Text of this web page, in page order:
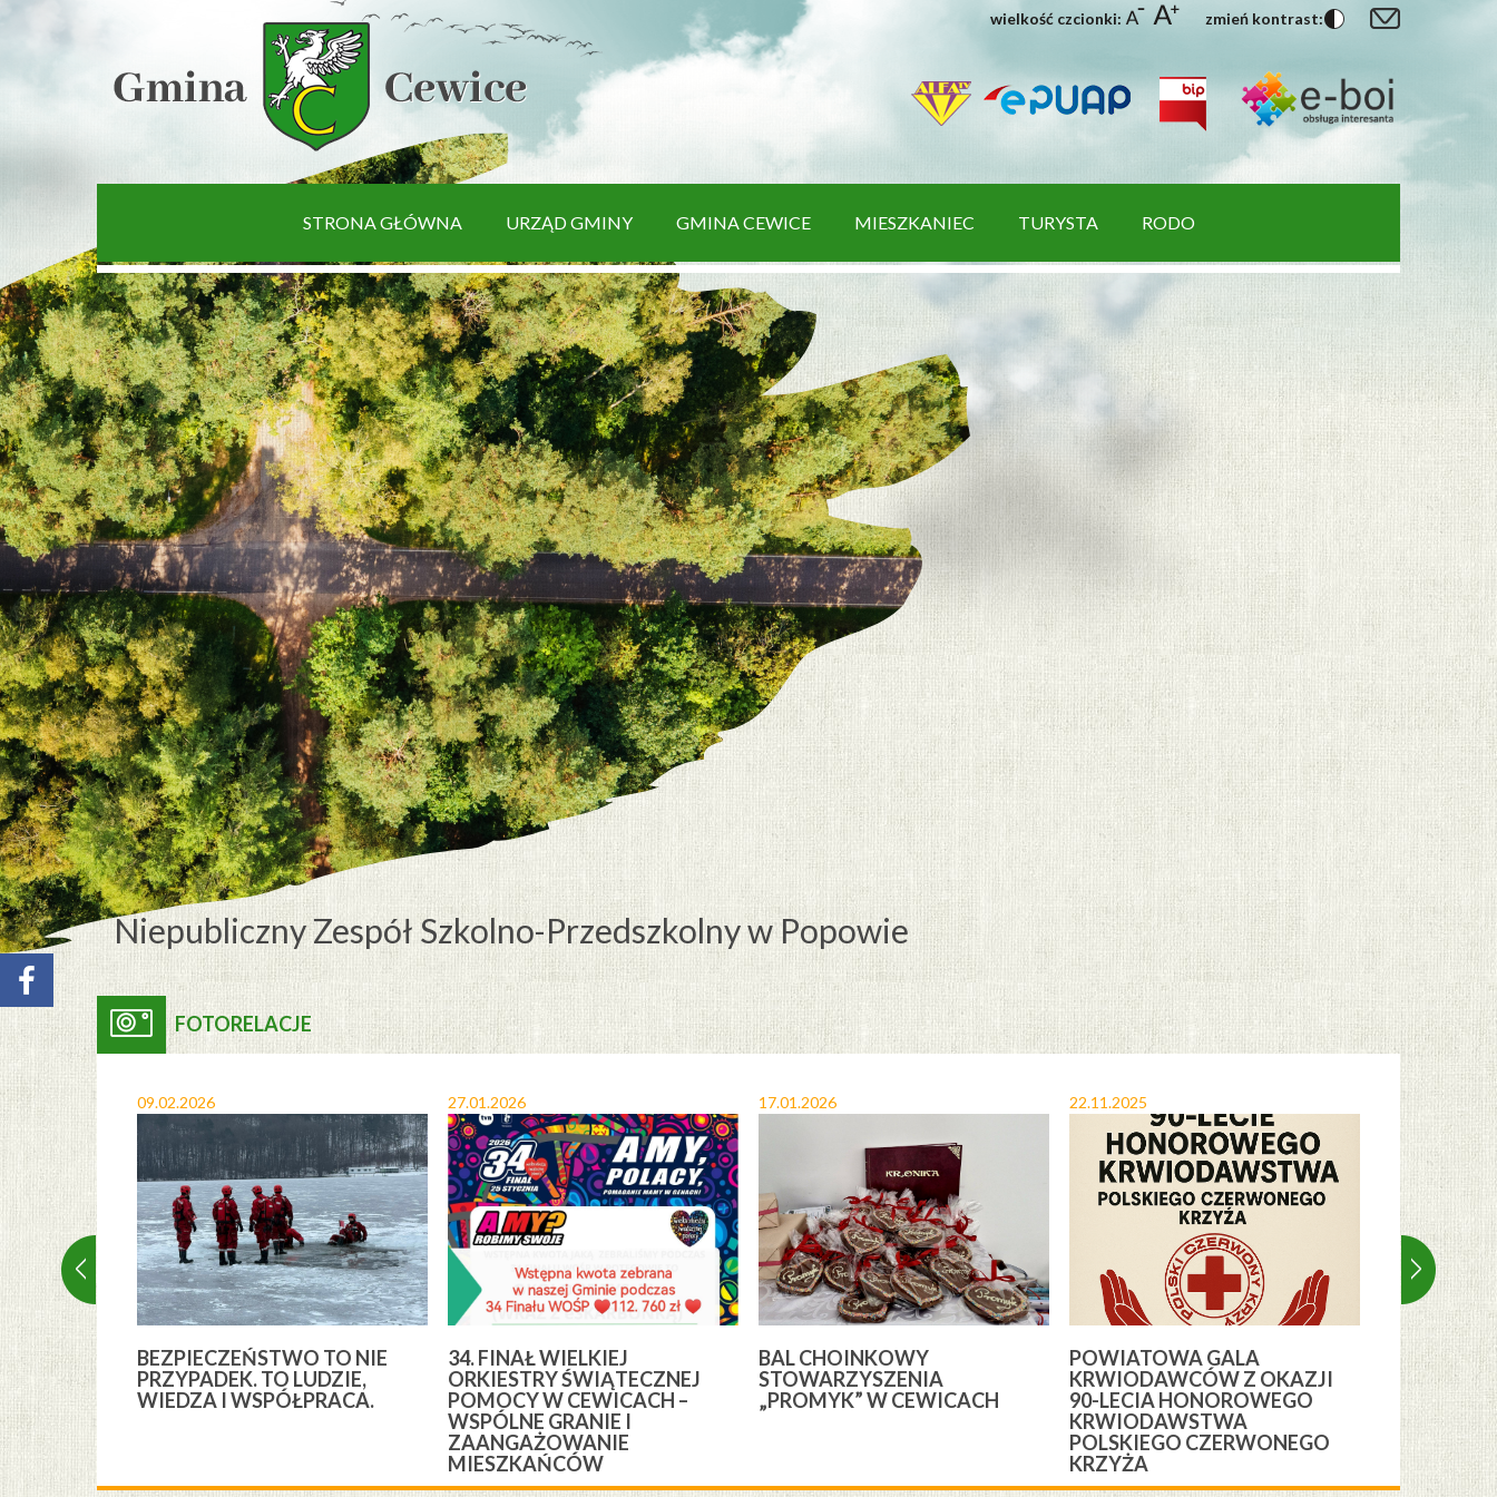
wielkość czcionki: zmień kontrast:
STRONA GŁÓWNA URZĄD GMINY GMINA CEWICE MIESZKANIEC TURYSTA RODO
Niepubliczny Zespół Szkolno-Przedszkolny w Popowie
FOTORELACJE
I
Z
GMINY
09.02.2026
BEZPIECZEŃSTWO TO NIE
PRZYPADEK. TO LUDZIE,
WIEDZA I WSPÓŁPRACA.
27.01.2026
34. FINAŁ WIELKIEJ
ORKIESTRY ŚWIĄTECZNEJ
POMOCY W CEWICACH –
WSPÓLNE GRANIE I
ZAANGAŻOWANIE
MIESZKAŃCÓW
17.01.2026
BAL CHOINKOWY
STOWARZYSZENIA
„PROMYK” W CEWICACH
22.11.2025
POWIATOWA GALA
KRWIODAWCÓW Z OKAZJI
90-LECIA HONOROWEGO
KRWIODAWSTWA
POLSKIEGO CZERWONEGO
KRZYŻA
12.11.2025
OBCHODY
ŚWIĘTA
GMINIE
[interaktywna-mapa]